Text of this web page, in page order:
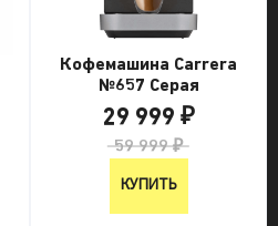
Кофемашина Carrera
№657 Серая
29 999 ₽
59 999 ₽
КУПИТЬ